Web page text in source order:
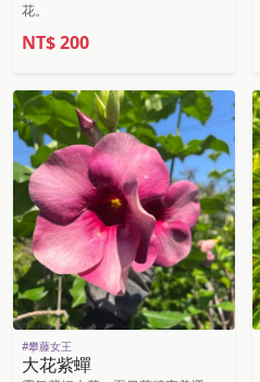
花。
NT$200
#攀藤女王
大花紫蟬